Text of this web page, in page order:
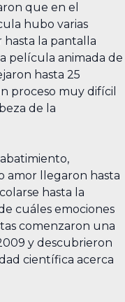
que en el
hubo varias
la pantalla
película animada de
hasta 25
proceso muy difícil
de la
amor llegaron hasta
hasta la
cuáles emociones
comenzaron una
y descubrieron
científica acerca